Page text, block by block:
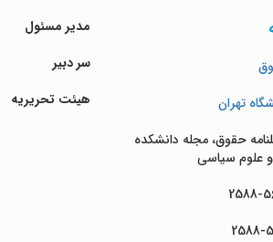
تهران
حقوق، مجله دانشکده
علوم­ سیاسی
2588-
2588-
مدیر مسئول
سر دبیر
هیئت تحریریه